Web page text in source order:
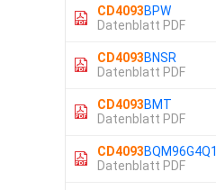
CD4093BPW
Datenblatt PDF
CD4093BNSR
Datenblatt PDF
CD4093BMT
Datenblatt PDF
CD4093BQM96G4Q1
Datenblatt PDF